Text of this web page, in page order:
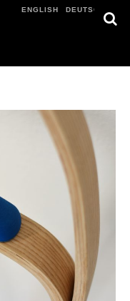
ENGLISH DEUTSCH